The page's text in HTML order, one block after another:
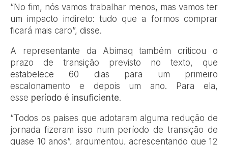
“No fim, nós vamos trabalhar menos, mas vamos ter
um impacto indireto: tudo que a formos comprar
ficará mais caro”, disse.
A representante da Abimaq também criticou o
prazo de transição previsto no texto, que
estabelece 60 dias para um primeiro
escalonamento e depois um ano. Para ela,
esse período é insuficiente.
“Todos os países que adotaram alguma redução de
jornada fizeram isso num período de transição de
quase 10 anos”, argumentou, acrescentando que 12